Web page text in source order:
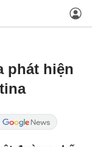
phát hiện